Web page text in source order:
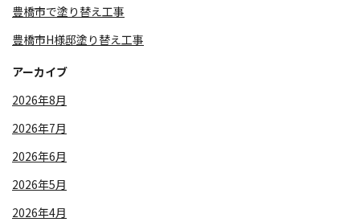
豊橋市で塗り替え工事
豊橋市H様邸塗り替え工事
アーカイブ
2026年8月
2026年7月
2026年6月
2026年5月
2026年4月